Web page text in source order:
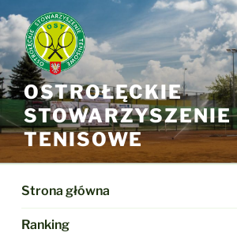
do
treści
OSTROŁĘCKIE
STOWARZYSZENIE
TENISOWE
Strona główna
Ranking